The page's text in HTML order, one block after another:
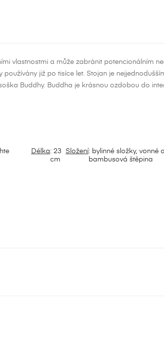
vlastnostmi a může zabránit potencionálním
již po tisíce let. Stojan je
Buddhy. Buddha je krásnou ozdobou do
Délka: 23
cm
Složení: bylinné složky, vonné
bambusová štěpina